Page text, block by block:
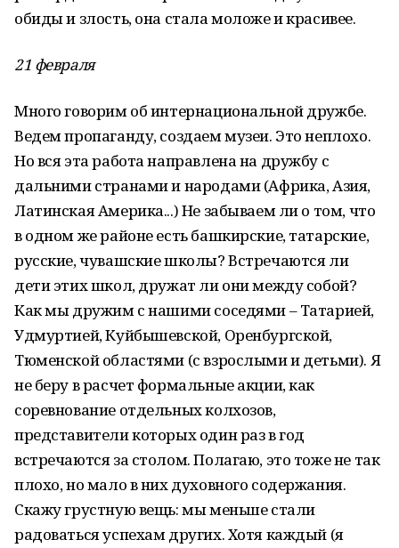
обиды и злость, она стала моложе и красивее.
21 февраля
Много говорим об интернациональной дружбе.
Ведем пропаганду, создаем музеи. Это неплохо.
Но вся эта работа направлена на дружбу с
дальними странами и народами (Африка, Азия,
Латинская Америка...) Не забываем ли о том, что
в одном же районе есть башкирские, татарские,
русские, чувашские школы? Встречаются ли
дети этих школ, дружат ли они между собой?
Как мы дружим с нашими соседями – Татарией,
Удмуртией, Куйбышевской, Оренбургской,
Тюменской областями (с взрослыми и детьми). Я
не беру в расчет формальные акции, как
соревнование отдельных колхозов,
представители которых один раз в год
встречаются за столом. Полагаю, это тоже не так
плохо, но мало в них духовного содержания.
Скажу грустную вещь: мы меньше стали
радоваться успехам других. Хотя каждый (я